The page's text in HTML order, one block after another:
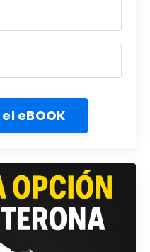
el eBOOK